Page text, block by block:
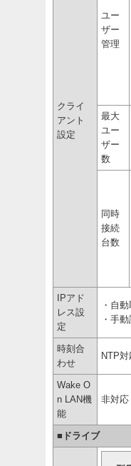
クライ
アント
設定
ユー
ザー
管理
最大
ユー
ザー
数
同時
接続
台数
IPアド
レス設
定
・自
・手
時刻合
わせ
NTP対
Wake O
n LAN機
能
非対応
■ ドライブ